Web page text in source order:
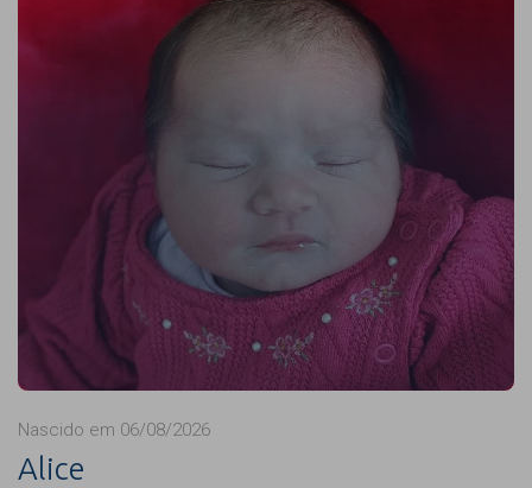
Nascido em 06/08/2026
Alice